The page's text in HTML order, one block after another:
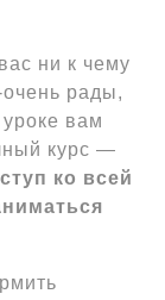
ни к чему
рады,
вам
курс —
ко всей